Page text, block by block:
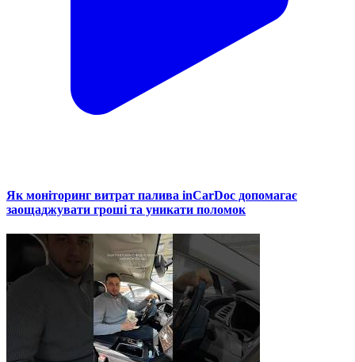
Як моніторинг витрат палива inCarDoc допомагає
заощаджувати гроші та уникати поломок